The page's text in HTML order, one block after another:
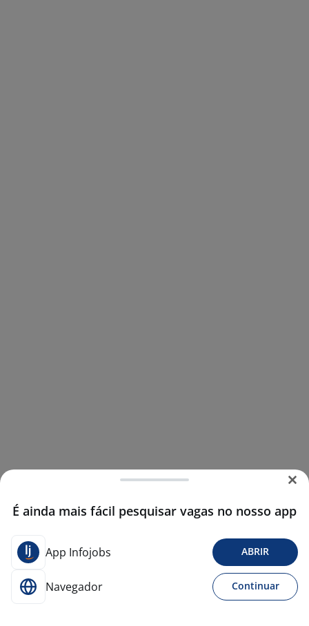
É ainda mais fácil pesquisar vagas no nosso app
App Infojobs ABRIR
Navegador Continuar